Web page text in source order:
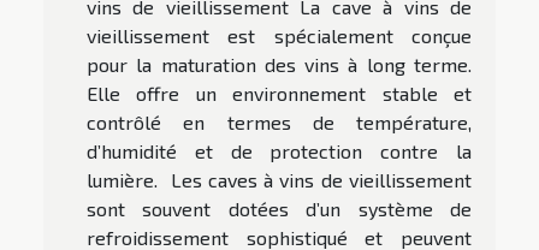
vins de vieillissement La cave à vins de
vieillissement est spécialement conçue
pour la maturation des vins à long terme.
Elle offre un environnement stable et
contrôlé en termes de température,
d’humidité et de protection contre la
lumière. Les caves à vins de vieillissement
sont souvent dotées d’un système de
refroidissement sophistiqué et peuvent